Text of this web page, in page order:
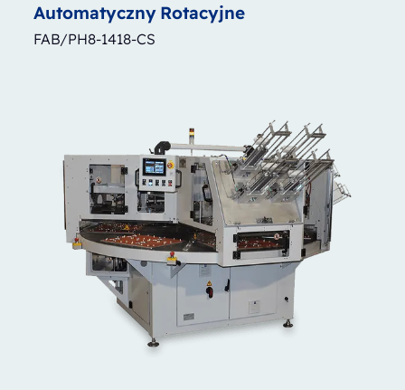
Automatyczny Rotacyjne
FAB/PH8-1418-CS